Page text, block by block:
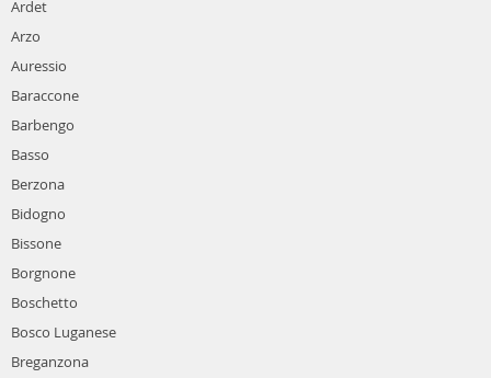
Ardet
Arzo
Auressio
Baraccone
Barbengo
Basso
Berzona
Bidogno
Bissone
Borgnone
Boschetto
Bosco Luganese
Breganzona